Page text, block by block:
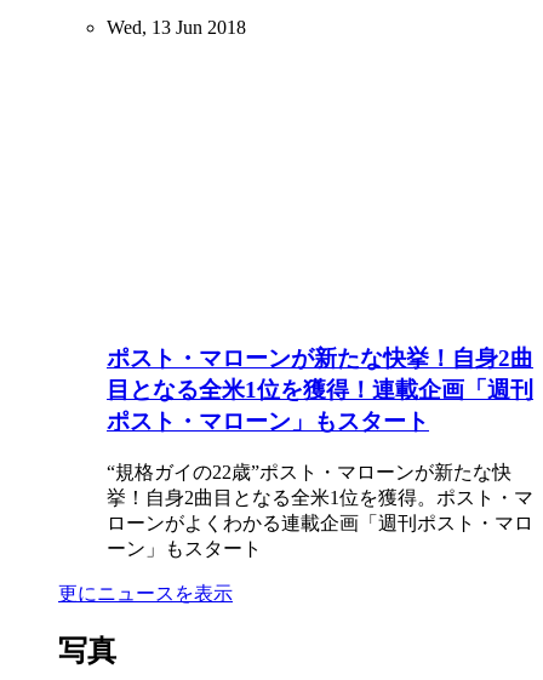
Wed, 13 Jun 2018
ポスト・マローンが新たな快挙！自身2曲
目となる全米1位を獲得！連載企画「週刊
ポスト・マローン」もスタート
“規格ガイの22歳”ポスト・マローンが新たな快
挙！自身2曲目となる全米1位を獲得。ポスト・マ
ローンがよくわかる連載企画「週刊ポスト・マロ
ーン」もスタート
更にニュースを表示
写真